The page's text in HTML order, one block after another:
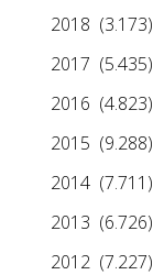
2018 (3.173)
2017 (5.435)
2016 (4.823)
2015 (9.288)
2014 (7.711)
2013 (6.726)
2012 (7.227)